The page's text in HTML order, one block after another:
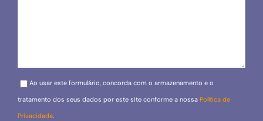
Please leave this field empty.
Ao usar este formulário, concorda com o armazenamento e o
tratamento dos seus dados por este site conforme a nossa Política de
Privacidade.